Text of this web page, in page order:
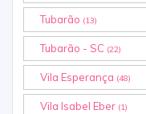
Tubarão (13)
Tubarão - SC (22)
Vila Esperança (48)
Vila Isabel Eber (1)